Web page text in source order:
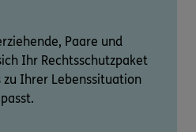
Paare und
Ihr Rechtsschutzpaket
zu Ihrer Lebenssituation